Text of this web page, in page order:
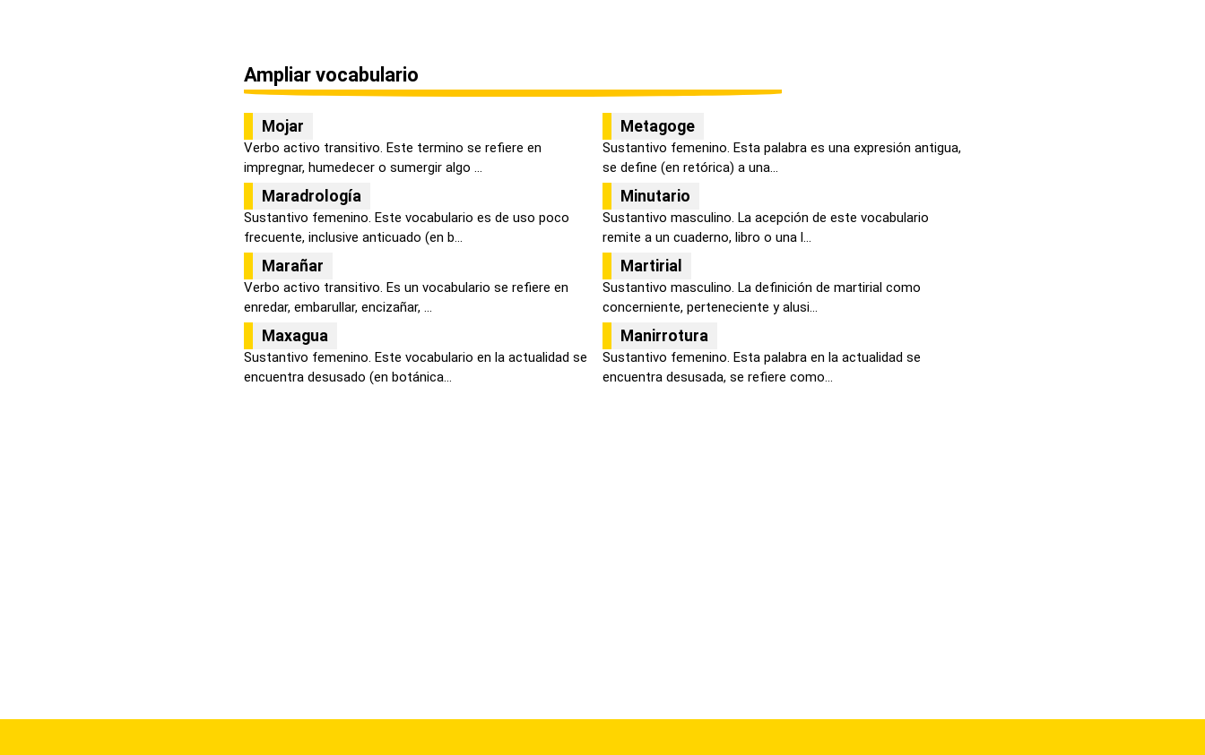
Ampliar vocabulario
Mojar
Verbo activo transitivo. Este termino se refiere en
impregnar, humedecer o sumergir algo ...
Metagoge
Sustantivo femenino. Esta palabra es una expresión antigua,
se define (en retórica) a una...
Maradrología
Sustantivo femenino. Este vocabulario es de uso poco
frecuente, inclusive anticuado (en b...
Minutario
Sustantivo masculino. La acepción de este vocabulario
remite a un cuaderno, libro o una l...
Marañar
Verbo activo transitivo. Es un vocabulario se refiere en
enredar, embarullar, encizañar, ...
Martirial
Sustantivo masculino. La definición de martirial como
concerniente, perteneciente y alusi...
Maxagua
Sustantivo femenino. Este vocabulario en la actualidad se
encuentra desusado (en botánica...
Manirrotura
Sustantivo femenino. Esta palabra en la actualidad se
encuentra desusada, se refiere como...